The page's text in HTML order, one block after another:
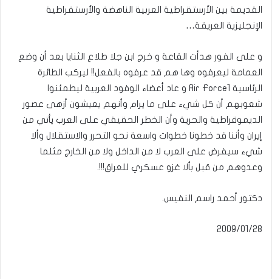
القديمة بين الأرستقراطية العربية الناهضة والأرستقراطية
الإنجليزية العريقة…
و على الفور هدأت القاعة و خرج ابن جلا طلاع الثنايا بعد أن وضع
العمامة ليعرفوه وها هم قد عرفوه بالفعل!! ليركب الطائرة
الرئاسية Air Force1 و عاد أعضاء الوفود العربية ليطمئنوا
شعوبهم أن كل شيء على ما يرام وأنهم يعيشون أزهى عصور
الديموقراطية والحرية وأن الخطر الحقيقي على العرب يأتي من
إيران وأننا قد خطونا خطوات واسعة نحو التحرر والاستقلال وألا
شيء سيفرض على العرب لا من الداخل ولا من الخارج مثلما
وعدوهم من قبل بألا غزو عسكري للعراق!!!.
دكتور أحمد راسم النفيس.